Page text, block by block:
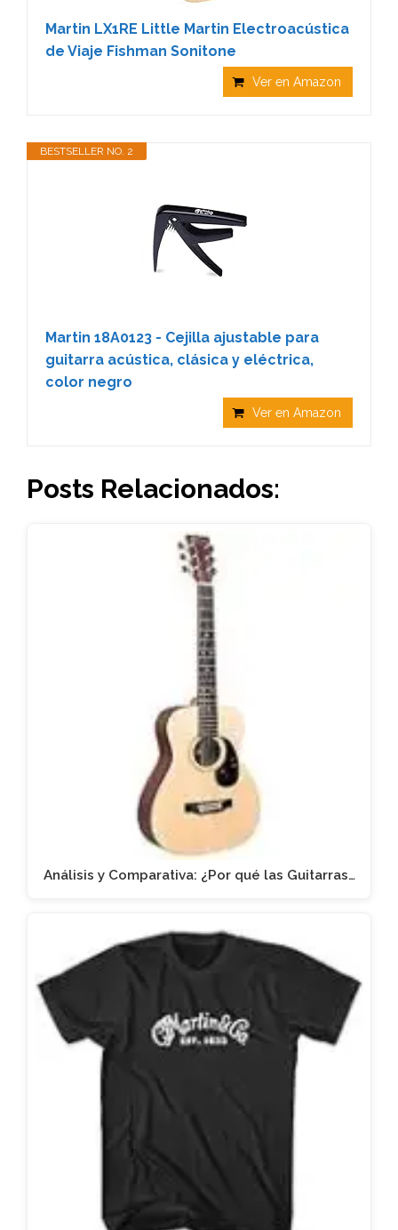
Martin LX1RE Little Martin Electroacústica
de Viaje Fishman Sonitone
Ver en Amazon
BESTSELLER NO. 2
Martin 18A0123 - Cejilla ajustable para
guitarra acústica, clásica y eléctrica,
color negro
Ver en Amazon
Posts Relacionados:
Análisis y Comparativa: ¿Por qué las Guitarras…